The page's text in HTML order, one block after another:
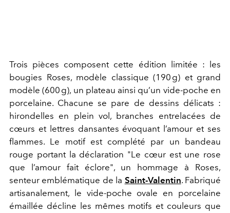
Trois pièces composent cette édition limitée : les
bougies Roses, modèle classique (190 g) et grand
modèle (600 g), un plateau ainsi qu’un vide-poche en
porcelaine. Chacune se pare de dessins délicats :
hirondelles en plein vol, branches entrelacées de
cœurs et lettres dansantes évoquant l’amour et ses
flammes. Le motif est complété par un bandeau
rouge portant la déclaration "Le cœur est une rose
que l’amour fait éclore", un hommage à Roses,
senteur emblématique de la Saint-Valentin. Fabriqué
artisanalement, le vide-poche ovale en porcelaine
émaillée décline les mêmes motifs et couleurs que